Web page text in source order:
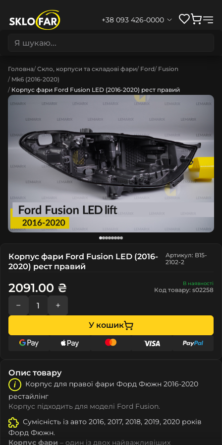
+38 093 426-0000
Головна Скло, корпуси та складові фари Ford Fusion
Mk6 (2016-2020)
Корпус фари Ford Fusion LED (2016-2020) рест правий
Корпус фари Ford Fusion LED (2016-
2020) рест правий
Артикул: B15-
2102-2
В наявності
Код товару: s02258
2091.00 ₴
− +
У кошик
Опис товару
Корпус для правої фари Форд Фюжн 2016-2020
рестайлінг
Корпус підходить для моделі Ford Fusion.
Сумісність із авто 2016, 2017, 2018, 2019, 2020 років
Форд Фюжн.
Корпус фари – один із двох найважливіших